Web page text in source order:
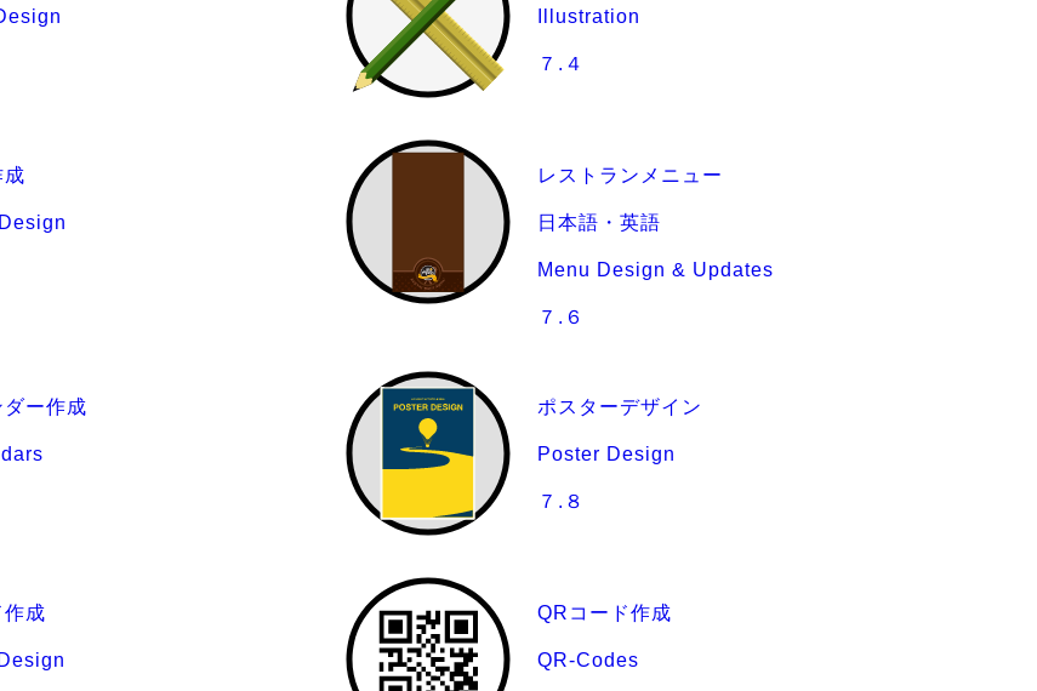
Illustration
７.４
成 レストランメニュー
日本語・英語
Menu Design & Updates
７.６
ダー作成 ポスターデザイン
Poster Design
７.８
作成 QRコード作成
QR-Codes